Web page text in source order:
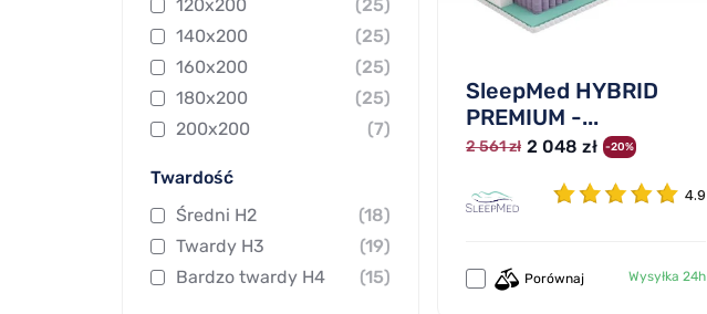
120x200
(25)
140x200
(25)
160x200
(25)
180x200
(25)
200x200
(7)
Twardość
Średni H2
(18)
Twardy H3
(19)
Bardzo twardy H4
(15)
SleepMed HYBRID
PREMIUM -...
2 561 zł 2 048 zł -20%
4.9
Porównaj Wysyłka 24h